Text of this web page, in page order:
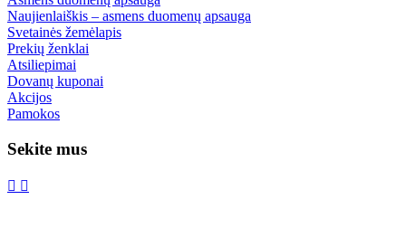
Naujienlaiškis – asmens duomenų apsauga
Svetainės žemėlapis
Prekių ženklai
Atsiliepimai
Dovanų kuponai
Akcijos
Pamokos
Sekite mus